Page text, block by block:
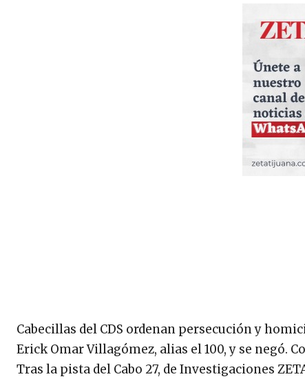
Cabecillas del CDS ordenan persecución y
Erick Omar Villagómez, alias el 100, y se negó.
Tras la pista del Cabo 27, de Investigaciones